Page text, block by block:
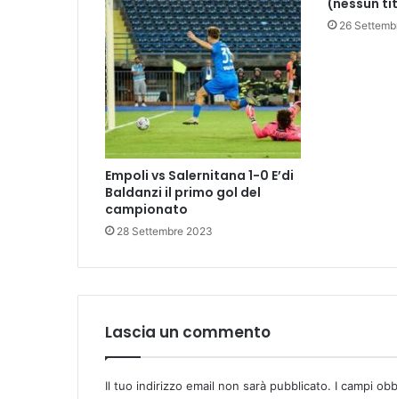
o
a
z
i
o
n
e
C
o
n
s
i
l
o
m
Empoli vs Salernitana 1-0 E’di
Baldanzi il primo gol del
campionato
28 Settembre 2023
26
Lascia un commento
Il tuo indirizzo email non sarà pubblicato. I campi